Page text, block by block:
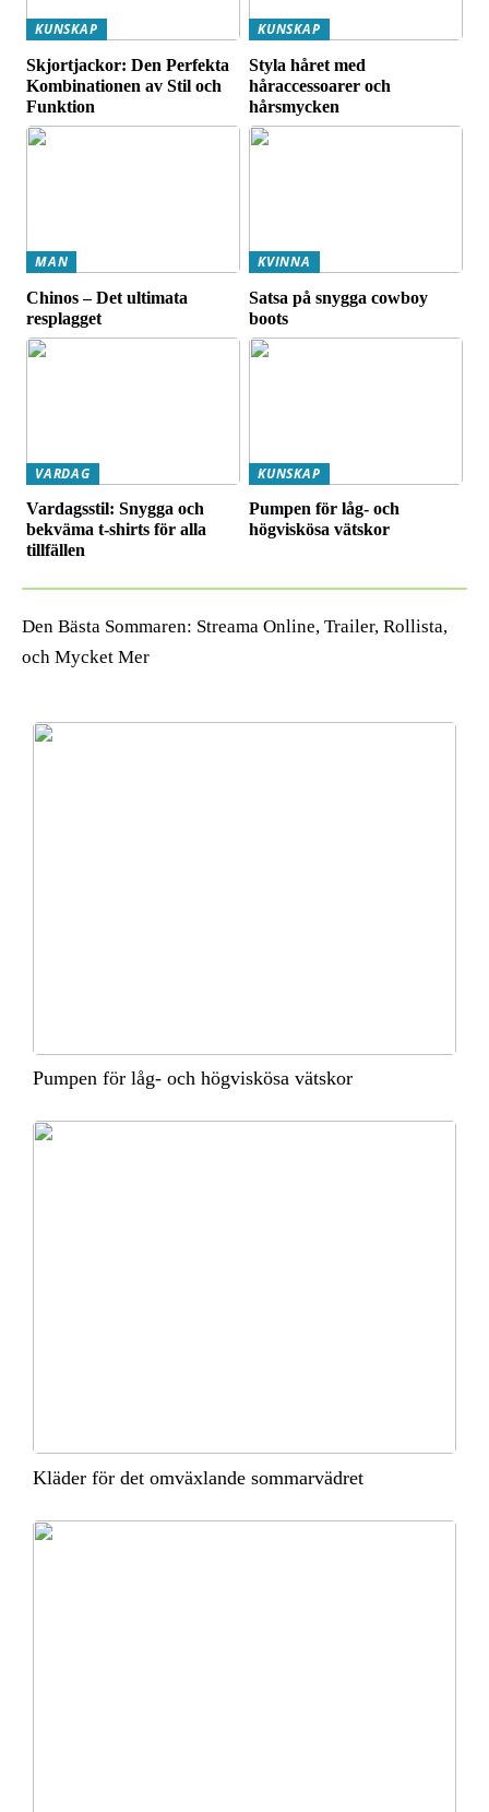
KUNSKAP
Skjortjackor: Den Perfekta
Kombinationen av Stil och
Funktion
KUNSKAP
Styla håret med
håraccessoarer och
hårsmycken
MAN
Chinos – Det ultimata
resplagget
KVINNA
Satsa på snygga cowboy
boots
VARDAG
Vardagsstil: Snygga och
bekväma t-shirts för alla
tillfällen
KUNSKAP
Pumpen för låg- och
högviskösa vätskor
Den Bästa Sommaren: Streama Online, Trailer, Rollista,
och Mycket Mer
Pumpen för låg- och högviskösa vätskor
Kläder för det omväxlande sommarvädret